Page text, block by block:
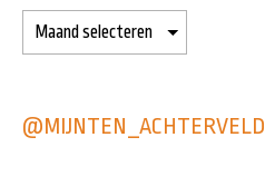
@MIJNTEN_ACHTERVELD